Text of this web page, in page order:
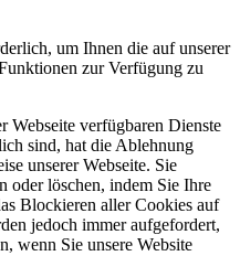
um Ihnen die auf unserer
zur Verfügung zu
Webseite verfügbaren Dienste
sind, hat die Ablehnung
unserer Webseite. Sie
oder löschen, indem Sie Ihre
Blockieren aller Cookies auf
jedoch immer aufgefordert,
wenn Sie unsere Website